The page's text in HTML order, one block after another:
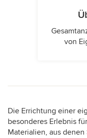
von
Die Errichtung einer
besonderes Erlebnis
Materialien, aus